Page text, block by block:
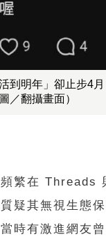
到明年」卻止步4
／翻攝畫面）
繁在 Threads
疑其無視生態
時有激進網友